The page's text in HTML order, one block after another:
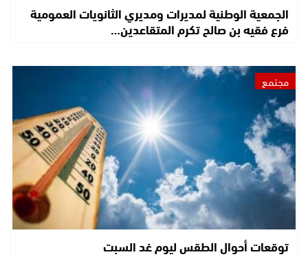
الجمعية الوطنية لمديرات ومديري الثانويات العمومية
فرع فقيه بن صالح تكرم المتقاعدين…
مجتمع
توقعات أحوال الطقس ليوم غد السبت